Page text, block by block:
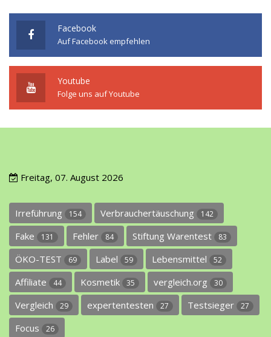
Facebook
Auf Facebook empfehlen
Youtube
Folge uns auf Youtube
Freitag, 07. August 2026
Irreführung 154 Verbrauchertäuschung 142
Fake 131 Fehler 84 Stiftung Warentest 83
ÖKO-TEST 69 Label 59 Lebensmittel 52
Affiliate 44 Kosmetik 35 vergleich.org 30
Vergleich 29 expertentesten 27 Testsieger 27
Focus 26